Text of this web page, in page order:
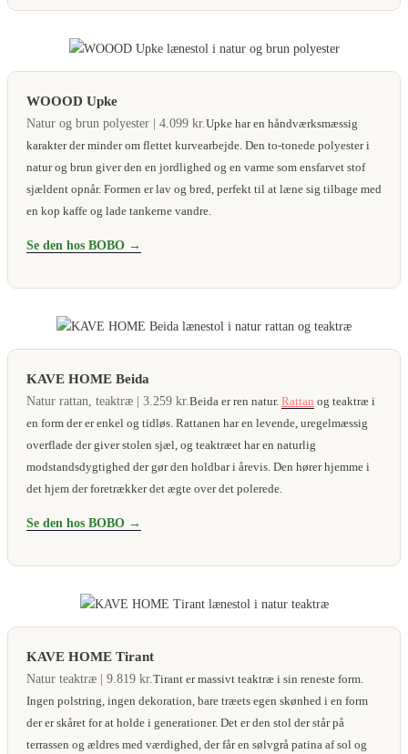
WOOOD Upke
Natur og brun polyester | 4.099 kr. Upke har en håndværksmæssig
karakter der minder om flettet kurvearbejde. Den to-tonede polyester i
natur og brun giver den en jordlighed og en varme som ensfarvet stof
sjældent opnår. Formen er lav og bred, perfekt til at læne sig tilbage med
en kop kaffe og lade tankerne vandre.
Se den hos BOBO →
KAVE HOME Beida
Natur rattan, teaktræ | 3.259 kr. Beida er ren natur. Rattan og teaktræ i
en form der er enkel og tidløs. Rattanen har en levende, uregelmæssig
overflade der giver stolen sjæl, og teaktræet har en naturlig
modstandsdygtighed der gør den holdbar i årevis. Den hører hjemme i
det hjem der foretrækker det ægte over det polerede.
Se den hos BOBO →
KAVE HOME Tirant
Natur teaktræ | 9.819 kr. Tirant er massivt teaktræ i sin reneste form.
Ingen polstring, ingen dekoration, bare træets egen skønhed i en form
der er skåret for at holde i generationer. Det er den stol der står på
terrassen og ældres med værdighed, der får en sølvgrå patina af sol og